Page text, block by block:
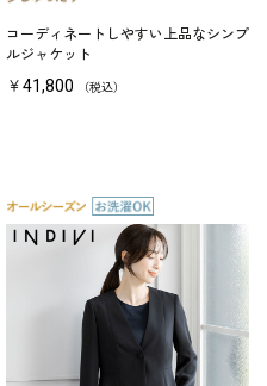
コーディネートしやすい上品なシンプ
ルジャケット
￥41,800 （税込）